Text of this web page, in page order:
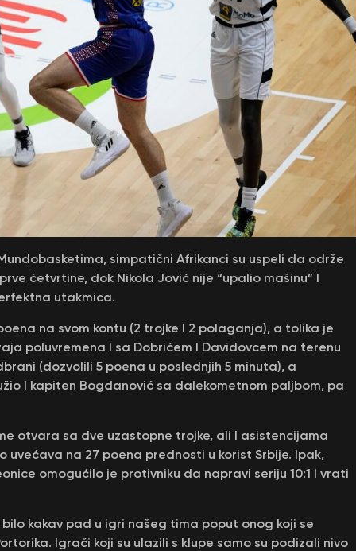
simpatični Afrikanci su uspeli da održe
četvrtine, dok Nikola Jović nije “upalio mašinu” I
utakmica.
na svom kontu (2 trojke I 2 polaganja), a tolika je
poluvremena I sa Dobrićem I Davidovcem na terenu
(dozvolili 5 poena u poslednjih 5 minuta), a
I kapiten Bogdanović sa dalekometnom paljbom, pa
otvara sa dve uzastopne trojke, ali I asistencijama
uvećava na 27 poena prednosti u korist Srbije. Ipak,
omogućilo je protivniku da napravi seriju 10:1 I vrati
kakav pad u igri našeg tima poput onog koji se
Igrači koji su ulazili s klupe samo su podizali nivo